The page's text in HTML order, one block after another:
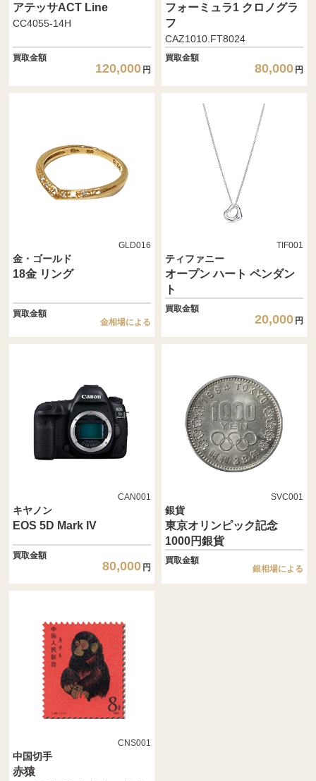
アテッサACT Line
CC4055-14H
買取金額
120,000 円
フォーミュラ1 クロノグラ
フ
CAZ1010.FT8024
買取金額
80,000 円
GLD016
金・ゴールド
18金 リング
買取金額
金相場による
TIF001
ティファニー
オープン ハート ペンダン
ト
買取金額
20,000 円
CAN001
キヤノン
EOS 5D Mark IV
買取金額
80,000 円
SVC001
銀貨
東京オリンピック記念
1000円銀貨
買取金額
銀相場による
CNS001
中国切手
赤猿